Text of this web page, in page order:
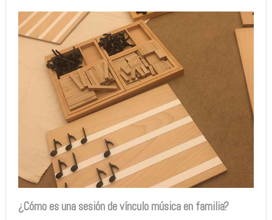
¿Cómo es una sesión de vínculo música en familia?